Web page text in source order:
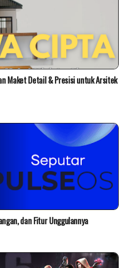
Maket Detail & Presisi untuk Arsitek
dan Fitur Unggulannya